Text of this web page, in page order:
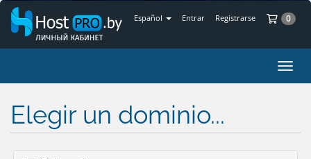
Español Entrar Registrarse 0
Elegir un dominio...